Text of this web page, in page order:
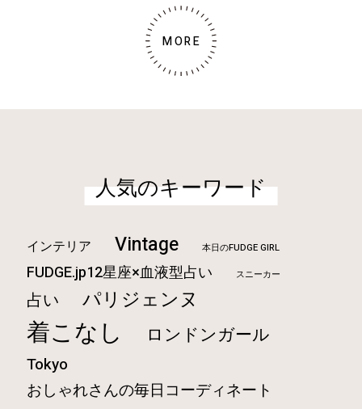
MORE
人気のキーワード
インテリア Vintage 本日のFUDGE GIRL
FUDGE.jp12星座×血液型占い スニーカー
占い パリジェンヌ
着こなし ロンドンガール
Tokyo
おしゃれさんの毎日コーディネート